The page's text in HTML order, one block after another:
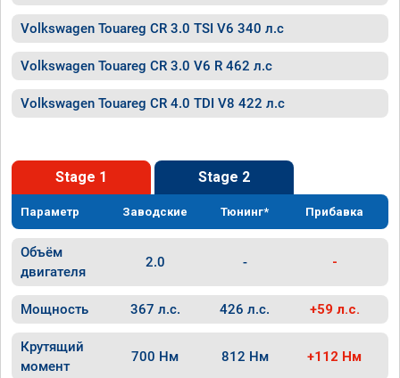
Volkswagen Touareg CR 3.0 TSI V6 340 л.с
Volkswagen Touareg CR 3.0 V6 R 462 л.с
Volkswagen Touareg CR 4.0 TDI V8 422 л.с
Stage 1 Stage 2
Параметр Заводские Тюнинг* Прибавка
Объём
двигателя
2.0 - -
Мощность 367 л.с. 426 л.с. +59 л.с.
Крутящий
момент
700 Нм 812 Нм +112 Нм